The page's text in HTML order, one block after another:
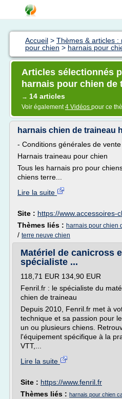
Accueil > Thèmes & articles :
pour chien > harnais pour
Articles sélectionnés
harnais pour chien de
→ 14 articles
Voir également4 Vidéos pour ce
harnais chien de traineau
- Conditions générales de vente
Harnais traineau pour chien
Tous les harnais pro pour
chiens terre...
Lire la suite
Site : https://www.accessoires-
Thèmes liés : harnais pour chien
/ terre neuve chien
Matériel de canicross
spécialiste ...
118,71 EUR 134,90 EUR
Fenril.fr : le spécialiste du
chien de traineau
Depuis 2010, Fenril.fr met à
technique et sa passion pour
un ou plusieurs chiens.
l'équipement spécifique à la
VTT,...
Lire la suite
Site : https://www.fenril.fr
Thèmes liés : harnais pour chien